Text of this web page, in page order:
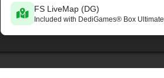
FS LiveMap (DG)
Included with DediGames® Box Ultimate